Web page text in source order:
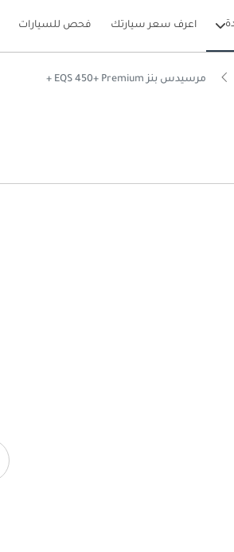
اعرف سعر سيارتك فحص للسيارات
مرسيدس بنز EQS 450+ Premium +